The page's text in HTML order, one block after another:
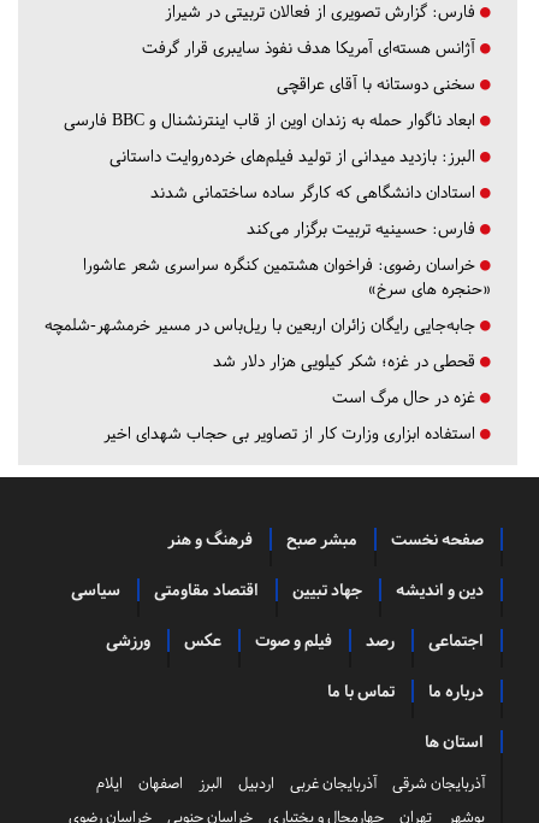
فارس: گزارش تصویری از فعالان تربیتی در شیراز
آژانس هسته‌ای آمریکا هدف نفوذ سایبری قرار گرفت
سخنی دوستانه با آقای عراقچی
ابعاد ناگوار حمله به زندان اوین از قاب اینترنشنال و BBC فارسی
البرز: بازدید میدانی از تولید فیلم‌های خرده‌روایت داستانی
استادان دانشگاهی که کارگر ساده ساختمانی شدند
فارس: حسینیه تربیت برگزار می‌کند
خراسان رضوی: فراخوان هشتمین کنگره سراسری شعر عاشورا
«حنجره های سرخ»
جابه‌جایی رایگان زائران اربعین با ریل‌باس در مسیر خرمشهر-شلمچه
قحطی در غزه؛ شکر کیلویی هزار دلار شد
غزه در حال مرگ است
استفاده ابزاری وزارت کار از تصاویر بی حجاب شهدای اخیر
صفحه نخست مبشر صبح فرهنگ و هنر
دین و اندیشه جهاد تبیین اقتصاد مقاومتی سیاسی
اجتماعی رصد فیلم و صوت عکس ورزشی
درباره ما تماس با ما
استان ها
آذربایجان شرقی آذربایجان غربی اردبیل البرز اصفهان
ایلام
بوشهر
تهران چهارمحال و بختیاری خراسان جنوبی خراسان رضوی